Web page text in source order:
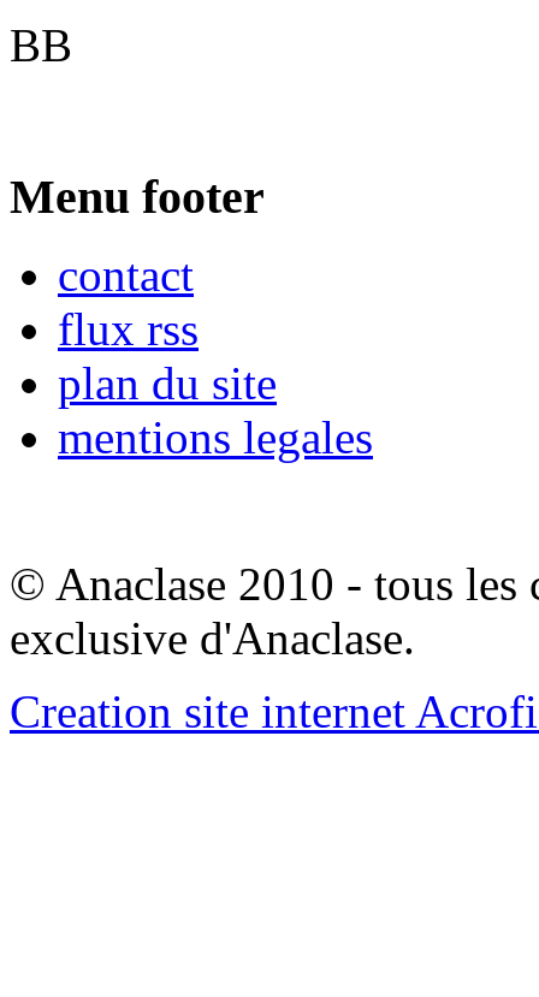
BB
Menu footer
contact
flux rss
plan du site
mentions legales
© Anaclase 2010 - tous les
exclusive d'Anaclase.
Creation site internet